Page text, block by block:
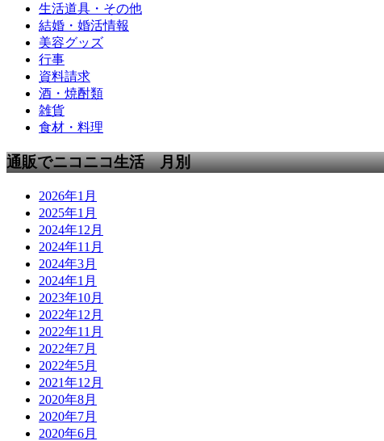
生活道具・その他
結婚・婚活情報
美容グッズ
行事
資料請求
酒・焼酎類
雑貨
食材・料理
通販でニコニコ生活 月別
2026年1月
2025年1月
2024年12月
2024年11月
2024年3月
2024年1月
2023年10月
2022年12月
2022年11月
2022年7月
2022年5月
2021年12月
2020年8月
2020年7月
2020年6月